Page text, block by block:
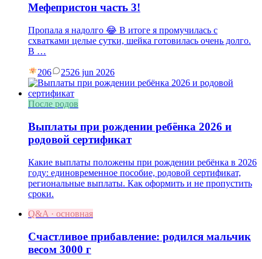
Мефепристон часть 3!
Пропала я надолго 😂 В итоге я промучилась с
схватками целые сутки, шейка готовилась очень долго.
В …
206 2526 jun 2026
После родов
Выплаты при рождении ребёнка 2026 и
родовой сертификат
Какие выплаты положены при рождении ребёнка в 2026
году: единовременное пособие, родовой сертификат,
региональные выплаты. Как оформить и не пропустить
сроки.
Q&A · основная
Счастливое прибавление: родился мальчик
весом 3000 г